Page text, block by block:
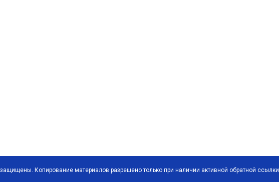
Копирование материалов разрешено только при наличии активной обратной ссылки